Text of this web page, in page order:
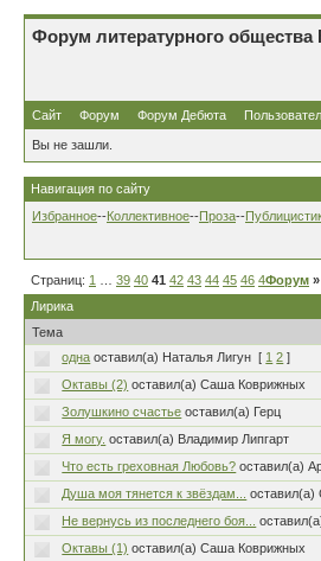
Форум литературного общества
Сайт Форум Форум Дебюта
Вы не зашли.
Навигация по сайту
Избранное--Коллективное--Проза--
Страниц: 1 39 40 41 42 43 44 45 46 47…80
Форум
Лирика
Тема
одна оставил(а) Наталья Лигун [ 1 2 ]
Октавы (2) оставил(а) Саша Коврижных
Золушкино счастье оставил(а) Герц
Я могу. оставил(а) Владимир Липгарт
Что есть греховная Любовь? оставил(а)
Душа моя тянется к звёздам...
оставил(а)
Не вернусь из последнего боя...
Октавы (1) оставил(а) Саша Коврижных